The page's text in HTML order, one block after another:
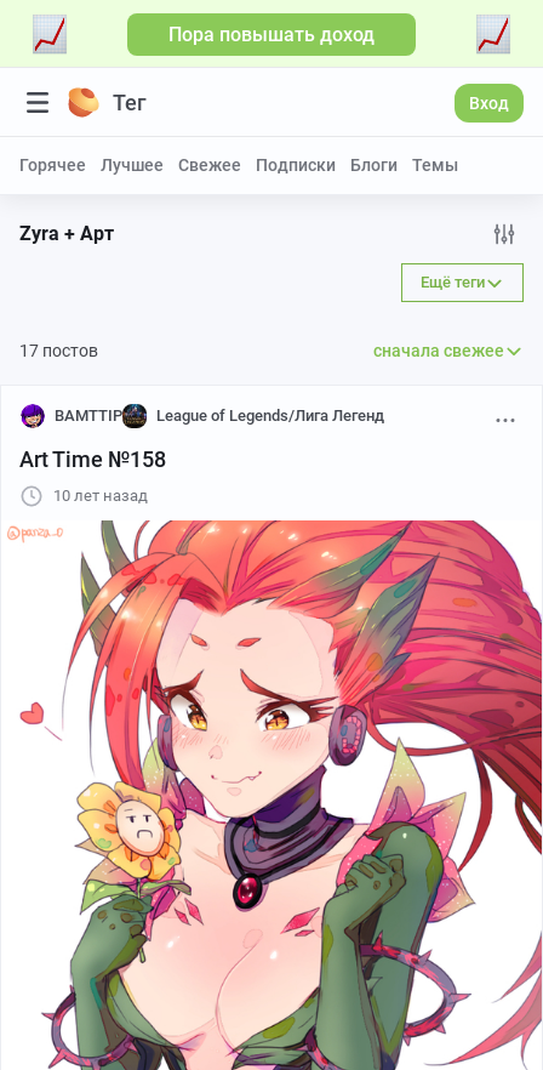
Пора повышать доход
Тег Вход
Горячее Лучшее Свежее Подписки Блоги Темы
Zyra + Арт
Ещё теги
17 постов сначала свежее
BAMTTIP League of Legends/Лига Легенд
Art Time №158
10 лет назад